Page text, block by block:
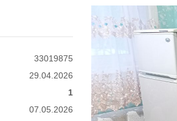
33019875
29.04.2026
1
07.05.2026